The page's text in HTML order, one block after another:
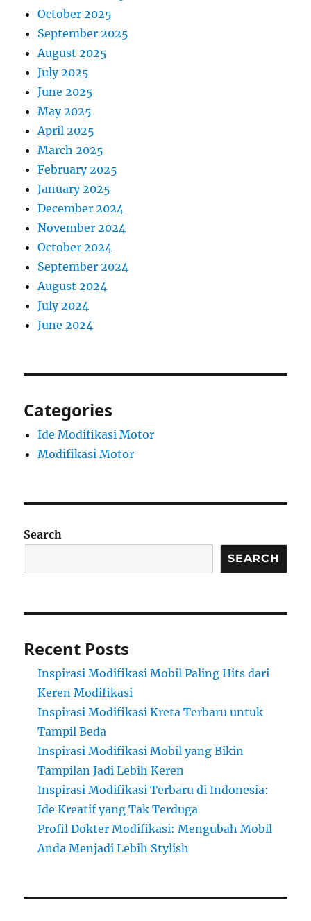
October 2025
September 2025
August 2025
July 2025
June 2025
May 2025
April 2025
March 2025
February 2025
January 2025
December 2024
November 2024
October 2024
September 2024
August 2024
July 2024
June 2024
Categories
Ide Modifikasi Motor
Modifikasi Motor
Search
SEARCH
Recent Posts
Inspirasi Modifikasi Mobil Paling Hits dari
Keren Modifikasi
Inspirasi Modifikasi Kreta Terbaru untuk
Tampil Beda
Inspirasi Modifikasi Mobil yang Bikin
Tampilan Jadi Lebih Keren
Inspirasi Modifikasi Terbaru di Indonesia:
Ide Kreatif yang Tak Terduga
Profil Dokter Modifikasi: Mengubah Mobil
Anda Menjadi Lebih Stylish